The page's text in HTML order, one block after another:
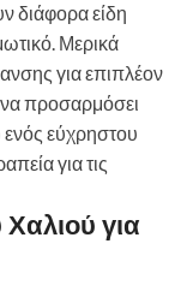
διάφορα είδη
Μερικά
για επιπλέον
προσαρμόσει
εύχρηστου
για τις
για